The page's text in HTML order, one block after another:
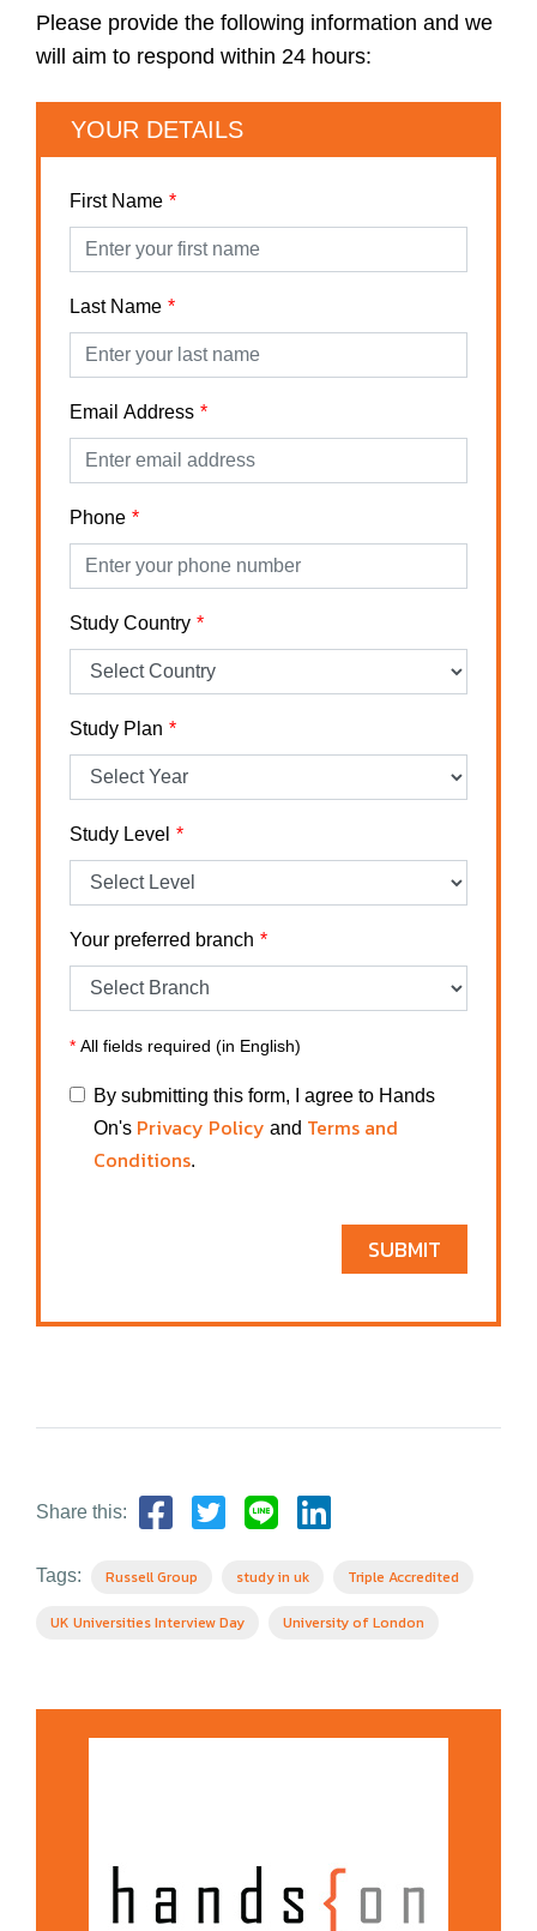
Please provide the following information and we
will aim to respond within 24 hours:
YOUR DETAILS
First Name
Last Name
Email Address
Phone
Study Country
Study Plan
Study Level
Your preferred branch
* All fields required (in English)
By submitting this form, I agree to Hands
On's Privacy Policy and Terms and
Conditions.
SUBMIT
Share this:
Tags: Russell Group study in uk Triple Accredited
UK Universities Interview Day University of London